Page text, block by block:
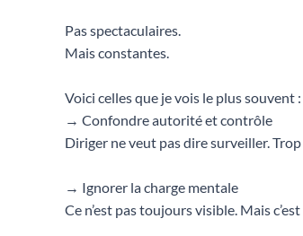
Pas spectaculaires.
Mais constantes.
Voici celles que je vois le plus souvent :
→ Confondre autorité et contrôle
Diriger ne veut pas dire surveiller.
→ Ignorer la charge mentale
Ce n’est pas toujours visible. Mais